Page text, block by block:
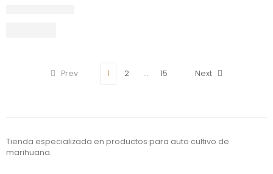
Prev 1 2 … 15 Next
Tienda especializada en productos para auto cultivo de
marihuana.